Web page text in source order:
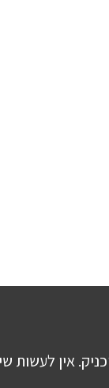
אין לעשות